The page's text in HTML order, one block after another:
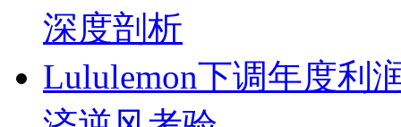
深度剖析
Lululemon下调年度利